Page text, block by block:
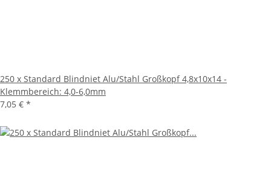
250 x Standard Blindniet Alu/Stahl Großkopf 4,8x10x14 -
Klemmbereich: 4,0-6,0mm
7,05 € *